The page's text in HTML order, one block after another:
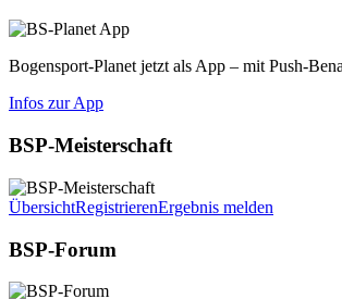
Bogensport-Planet jetzt als App – mit Push-
Infos zur App
BSP-Meisterschaft
ÜbersichtRegistrierenErgebnis melden
BSP-Forum